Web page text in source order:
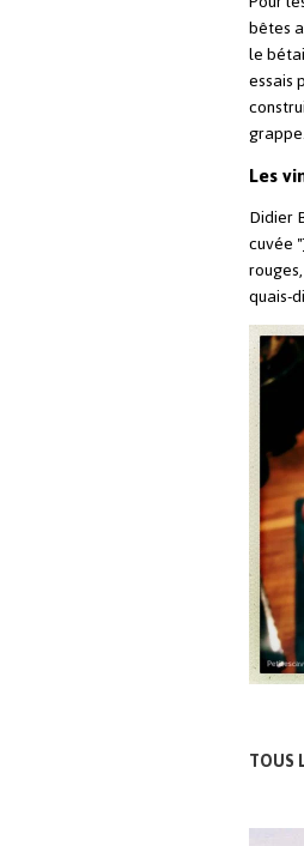
bêtes
le
essais
Les
Didier
cuvée "
quais-
TOUS